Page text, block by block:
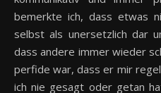
bemerkte ich, dass etwas
selbst als unersetzlich dar
dass andere immer wieder
perfide war, dass er mir
ich nie gesagt oder getan